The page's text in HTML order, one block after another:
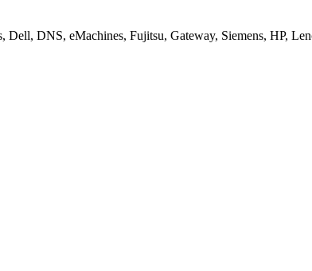
Dell, DNS, eMachines, Fujitsu, Gateway, Siemens, HP,